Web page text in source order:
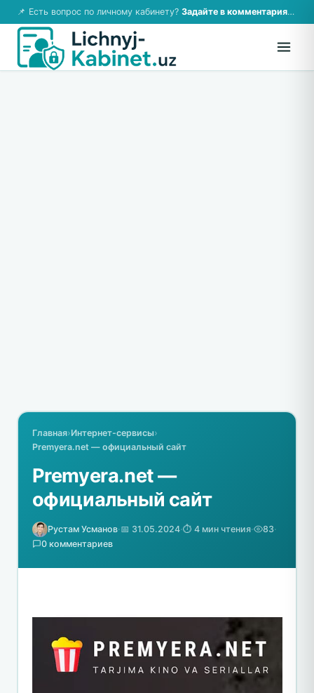
📌 Есть вопрос по личному кабинету? Задайте в комментариях — ответим!
Главная›Интернет-сервисы›
Premyera.net — официальный сайт
Premyera.net —
официальный сайт
Рустам Усманов·📅 31.05.2024·⏱️ 4 мин чтения· 83·
0 комментариев